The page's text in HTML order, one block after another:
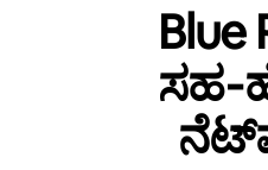
Blue